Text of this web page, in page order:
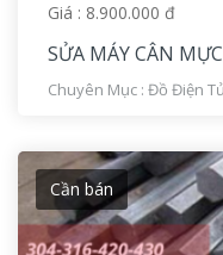
Giá : 8.900.000 đ
SỬA MÁY CÂN
Chuyên Mục : Đồ Điện
Cần bán